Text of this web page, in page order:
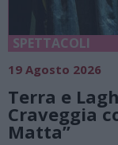
SPETTACOLI
19 Agosto 2026
Terra e
Craveggia
Matta”